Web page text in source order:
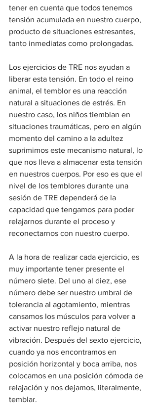
tener en cuenta que todos tenemos
tensión acumulada en nuestro cuerpo,
producto de situaciones estresantes,
tanto inmediatas como prolongadas.
Los ejercicios de TRE nos ayudan a
liberar esta tensión. En todo el reino
animal, el temblor es una reacción
natural a situaciones de estrés. En
nuestro caso, los niños tiemblan en
situaciones traumáticas, pero en algún
momento del camino a la adultez
suprimimos este mecanismo natural, lo
que nos lleva a almacenar esta tensión
en nuestros cuerpos. Por eso es que el
nivel de los temblores durante una
sesión de TRE dependerá de la
capacidad que tengamos para poder
relajarnos durante el proceso y
reconectarnos con nuestro cuerpo.
A la hora de realizar cada ejercicio, es
muy importante tener presente el
número siete. Del uno al diez, ese
número debe ser nuestro umbral de
tolerancia al agotamiento, mientras
cansamos los músculos para volver a
activar nuestro reflejo natural de
vibración. Después del sexto ejercicio,
cuando ya nos encontramos en
posición horizontal y boca arriba, nos
colocamos en una posición cómoda de
relajación y nos dejamos, literalmente,
temblar.